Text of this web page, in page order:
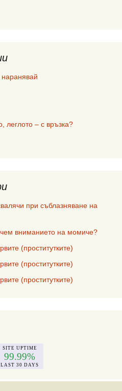
леглото – с връзка?
при съблазняване на
вниманието на момиче?
(проститутките)
(проститутките)
(проститутките)